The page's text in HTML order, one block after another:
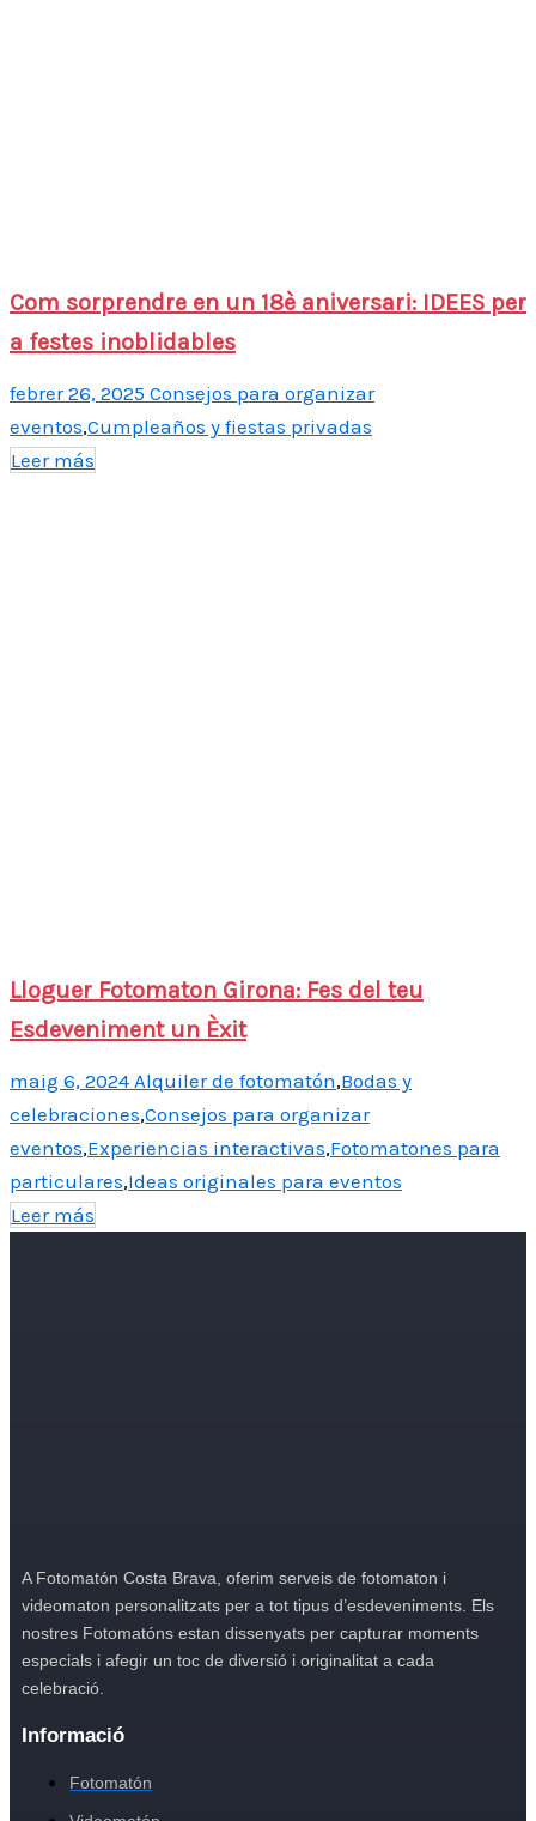
Com sorprendre en un 18è aniversari: IDEES per
a festes inoblidables
febrer 26, 2025 Consejos para organizar
eventos,Cumpleaños y fiestas privadas
Leer más
Lloguer Fotomaton Girona: Fes del teu
Esdeveniment un Èxit
maig 6, 2024 Alquiler de fotomatón,Bodas y
celebraciones,Consejos para organizar
eventos,Experiencias interactivas,Fotomatones para
particulares,Ideas originales para eventos
Leer más
A Fotomatón Costa Brava, oferim serveis de fotomaton i
videomaton personalitzats per a tot tipus d’esdeveniments. Els
nostres Fotomatóns estan dissenyats per capturar moments
especials i afegir un toc de diversió i originalitat a cada
celebració.
Informació
Fotomatón